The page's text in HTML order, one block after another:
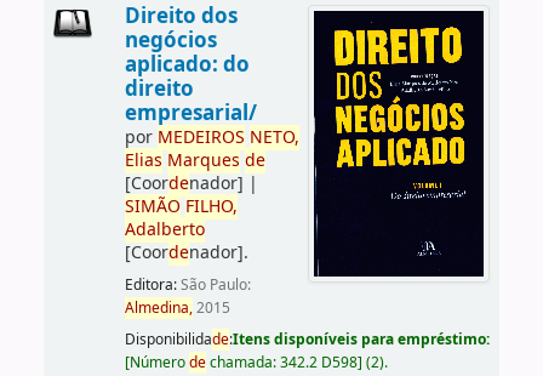
Direito dos
negócios
aplicado: do
direito
empresarial/
por MEDEIROS NETO,
Elias Marques de
[Coordenador] |
SIMÃO FILHO,
Adalberto
[Coordenador].
Editora:São Paulo:
Almedina,2015
Disponibilidade:Itens disponíveis para empréstimo:
[Númerodechamada:342.2 D598] (2).